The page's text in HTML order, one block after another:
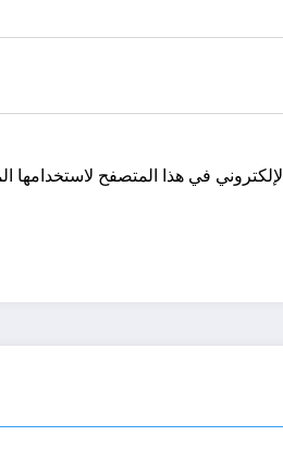
في هذا المتصفح لاستخدامها